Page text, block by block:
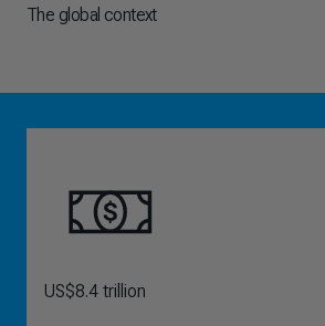
The global context
US$8.4 trillion